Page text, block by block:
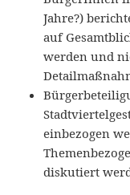
Jahre?)
auf
werden und
einbezogen
diskutiert